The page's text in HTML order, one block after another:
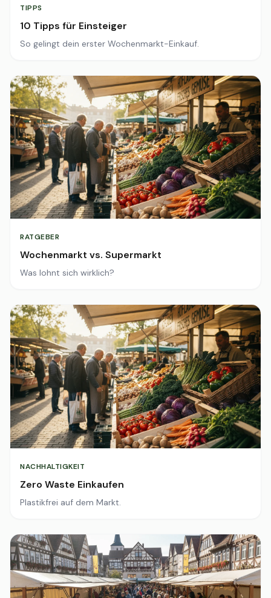
TIPPS
10 Tipps für Einsteiger
So gelingt dein erster Wochenmarkt-Einkauf.
RATGEBER
Wochenmarkt vs. Supermarkt
Was lohnt sich wirklich?
NACHHALTIGKEIT
Zero Waste Einkaufen
Plastikfrei auf dem Markt.